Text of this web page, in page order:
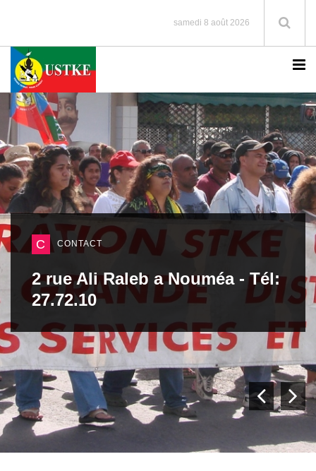
samedi 8 août 2026
C CONTACT
2 rue Ali Raleb a Nouméa - Tél:
27.72.10